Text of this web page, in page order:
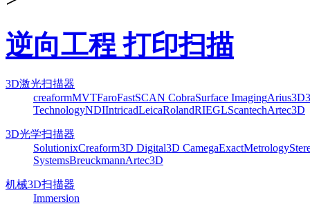
逆向工程 打印扫描
3D激光扫描器
creaformMVTFaroFastSCAN CobraSurface ImagingArius3D
TechnologyNDIIntricadLeicaRolandRIEGLScantechArtec3D
3D光学扫描器
SolutionixCreaform3D Digital3D CamegaExactMetrology
SystemsBreuckmannArtec3D
机械3D扫描器
Immersion